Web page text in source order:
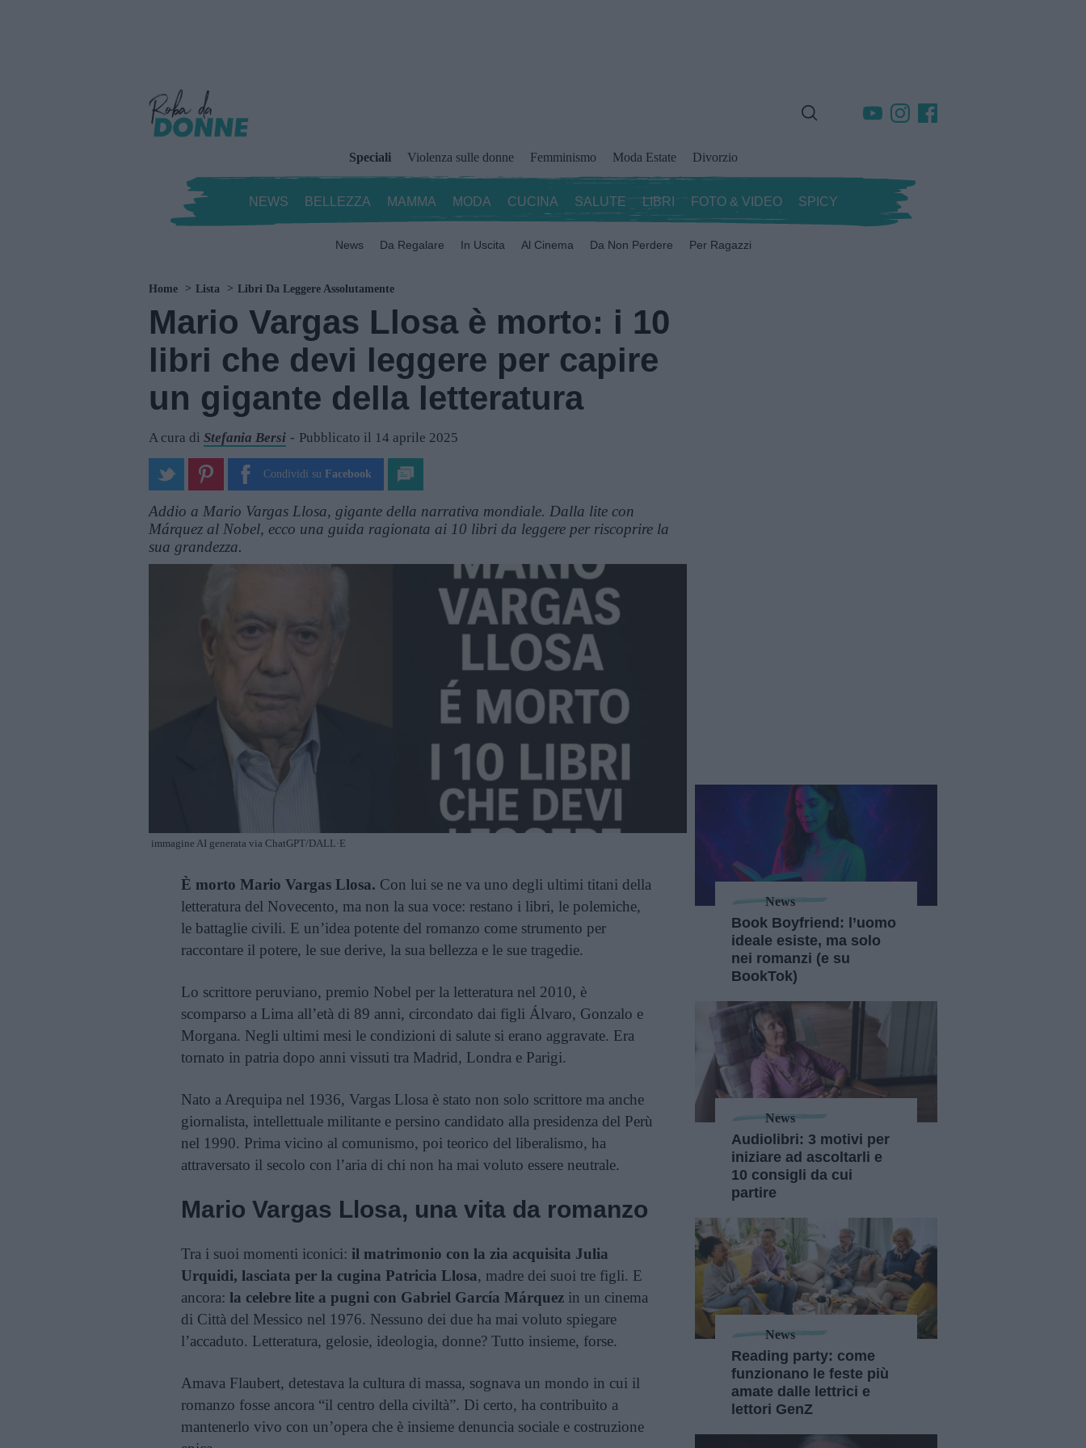
Speciali Violenza sulle donne Femminismo Moda Estate Divorzio
NEWS BELLEZZA MAMMA MODA CUCINA SALUTE LIBRI FOTO & VIDEO SPICY
News Da Regalare In Uscita Al Cinema Da Non Perdere Per Ragazzi
Home Lista Libri Da Leggere Assolutamente
Mario Vargas Llosa è morto: i 10
libri che devi leggere per capire
un gigante della letteratura
A cura di Stefania Bersi Pubblicato il 14 aprile 2025
Condividi su Facebook
Addio a Mario Vargas Llosa, gigante della narrativa mondiale. Dalla lite con
Márquez al Nobel, ecco una guida ragionata ai 10 libri da leggere per riscoprire la
sua grandezza.
immagine AI generata via ChatGPT/DALL·E
È morto Mario Vargas Llosa. Con lui se ne va uno degli ultimi titani della
letteratura del Novecento, ma non la sua voce: restano i libri, le polemiche,
le battaglie civili. E un’idea potente del romanzo come strumento per
raccontare il potere, le sue derive, la sua bellezza e le sue tragedie.
Lo scrittore peruviano, premio Nobel per la letteratura nel 2010, è
scomparso a Lima all’età di 89 anni, circondato dai figli Álvaro, Gonzalo e
Morgana. Negli ultimi mesi le condizioni di salute si erano aggravate. Era
tornato in patria dopo anni vissuti tra Madrid, Londra e Parigi.
Nato a Arequipa nel 1936, Vargas Llosa è stato non solo scrittore ma anche
giornalista, intellettuale militante e persino candidato alla presidenza del Perù
nel 1990. Prima vicino al comunismo, poi teorico del liberalismo, ha
attraversato il secolo con l’aria di chi non ha mai voluto essere neutrale.
Mario Vargas Llosa, una vita da romanzo
Tra i suoi momenti iconici: il matrimonio con la zia acquisita Julia
Urquidi, lasciata per la cugina Patricia Llosa, madre dei suoi tre figli. E
ancora: la celebre lite a pugni con Gabriel García Márquez in un cinema
di Città del Messico nel 1976. Nessuno dei due ha mai voluto spiegare
l’accaduto. Letteratura, gelosie, ideologia, donne? Tutto insieme, forse.
Amava Flaubert, detestava la cultura di massa, sognava un mondo in cui il
romanzo fosse ancora “il centro della civiltà”. Di certo, ha contribuito a
mantenerlo vivo con un’opera che è insieme denuncia sociale e costruzione
News
Book Boyfriend: l’uomo
ideale esiste, ma solo
nei romanzi (e su
BookTok)
News
Audiolibri: 3 motivi per
iniziare ad ascoltarli e
10 consigli da cui
partire
News
Reading party: come
funzionano le feste più
amate dalle lettrici e
lettori GenZ